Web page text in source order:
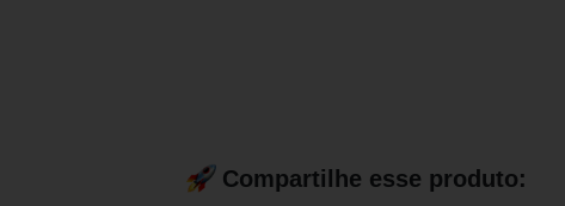
Compartilhe esse produto: